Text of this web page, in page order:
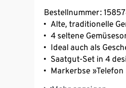
Bestellnummer:
Alte, traditionelle
4 seltene
Ideal auch als
Saatgut-Set in 4
Markerbse
Rote Rübe »Tonda